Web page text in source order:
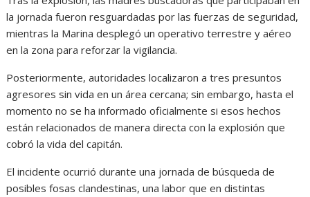
la jornada fueron resguardadas por las fuerzas de seguridad,
mientras la Marina desplegó un operativo terrestre y aéreo
en la zona para reforzar la vigilancia.
Posteriormente, autoridades localizaron a tres presuntos
agresores sin vida en un área cercana; sin embargo, hasta el
momento no se ha informado oficialmente si esos hechos
están relacionados de manera directa con la explosión que
cobró la vida del capitán.
El incidente ocurrió durante una jornada de búsqueda de
posibles fosas clandestinas, una labor que en distintas